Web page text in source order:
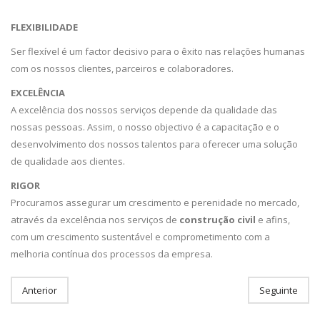
FLEXIBILIDADE
Ser flexível é um factor decisivo para o êxito nas relações humanas
com os nossos clientes, parceiros e colaboradores.
EXCELÊNCIA
A excelência dos nossos serviços depende da qualidade das
nossas pessoas. Assim, o nosso objectivo é a capacitação e o
desenvolvimento dos nossos talentos para oferecer uma solução
de qualidade aos clientes.
RIGOR
Procuramos assegurar um crescimento e perenidade no mercado,
através da excelência nos serviços de construção civil e afins,
com um crescimento sustentável e comprometimento com a
melhoria contínua dos processos da empresa.
Anterior Seguinte